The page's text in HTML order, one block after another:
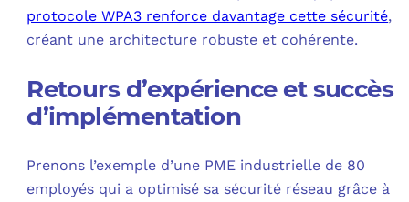
protocole WPA3 renforce davantage cette sécurité,
créant une architecture robuste et cohérente.
Retours d’expérience et succès
d’implémentation
Prenons l’exemple d’une PME industrielle de 80
employés qui a optimisé sa sécurité réseau grâce à